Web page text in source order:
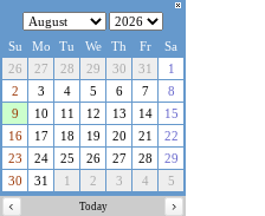
Su Mo Tu We Th Fr
Sa
26
27 28 29 30 31
1
2
3 4 5 6 7
8
9
10 11 12 13 14
15
16
17 18 19 20 21
22
23
24 25 26 27 28
29
30
31 1 2 3 4 5
Today